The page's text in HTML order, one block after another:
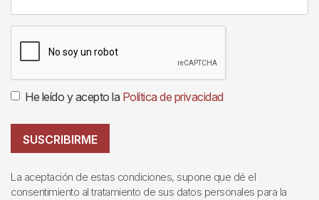
He leído y acepto la Política de privacidad
SUSCRIBIRME
La aceptación de estas condiciones, supone que dé el
consentimiento al tratamiento de sus datos personales para la